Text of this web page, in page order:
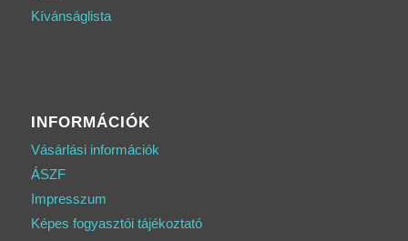
Kívánságlista
INFORMÁCIÓK
Vásárlási információk
ÁSZF
Impresszum
Képes fogyasztói tájékoztató